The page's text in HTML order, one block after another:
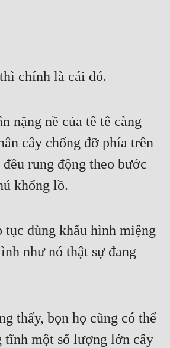
chính là cái đó.
nặng nề của tê tê càng
cây chống đỡ phía trên
rung động theo bước
khổng lồ.
tục dùng khẩu hình miệng
như nó thật sự đang
thấy, bọn họ cũng có thể
tĩnh một số lượng lớn cây